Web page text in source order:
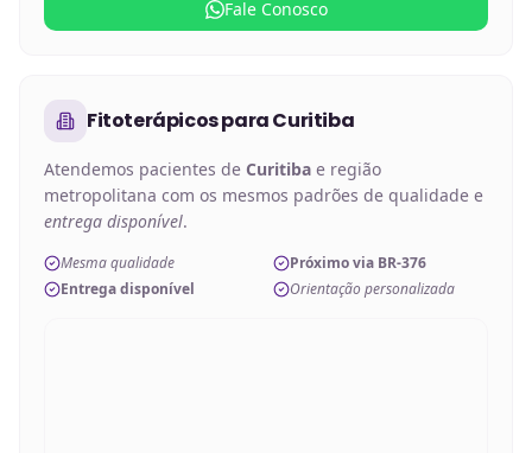
Fale Conosco
FitoterápicosparaCuritiba
Atendemos pacientes de Curitiba e região
metropolitana com os mesmos padrões de qualidade e
entrega disponível.
Mesma qualidade
Próximo via BR-376
Entrega disponível
Orientação personalizada